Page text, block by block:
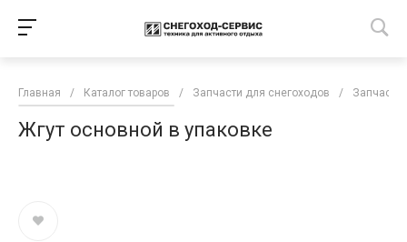
Главная / Каталог товаров / Запчасти для снегоходов / Запчасти
Жгут основной в упаковке